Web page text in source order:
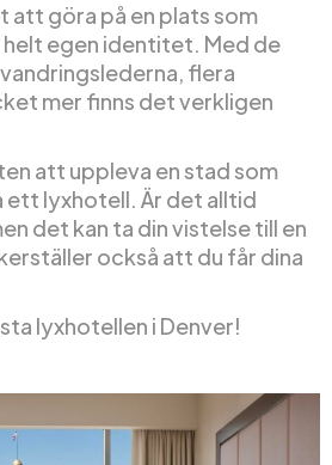
att göra på en plats som
helt egen identitet. Med de
flera
mer finns det verkligen
att uppleva en stad som
ett lyxhotell. Är det alltid
det kan ta din vistelse till en
också att du får dina
lyxhotellen i Denver!